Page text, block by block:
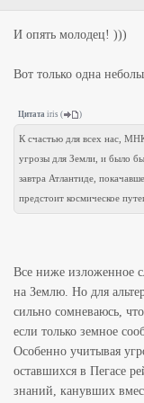
И опять молодец! )))
Вот только одна
Цитата iris ( )
К счастью для всех нас,
угрозы для Земли, и было
завтра Атлантиде,
предстоит космическое
Все ниже изложенное
на Землю. Но для
сильно сомневаюсь,
если только земное
Особенно учитывая
оставшихся в Пегасе
знаний, канувших